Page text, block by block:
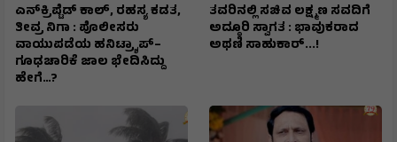
ಎನ್‌ಕ್ರಿಪ್ಟೆಡ್‌ ಕಾಲ್‌, ರಹಸ್ಯ ಕಡತ,
ತೀವ್ರ ನಿಗಾ : ಪೊಲೀಸರು
ವಾಯುಪಡೆಯ ಹನಿಟ್ರ್ಯಾಪ್–
ಗೂಢಚಾರಿಕೆ ಜಾಲ ಭೇದಿಸಿದ್ದು
ಹೇಗೆ…?
ತವರಿನಲ್ಲಿ ಸಚಿವ ಲಕ್ಷ್ಮಣ ಸವದಿಗೆ
ಅದ್ಧೂರಿ ಸ್ವಾಗತ : ಭಾವುಕರಾದ
ಅಥಣಿ ಸಾಹುಕಾರ್...!